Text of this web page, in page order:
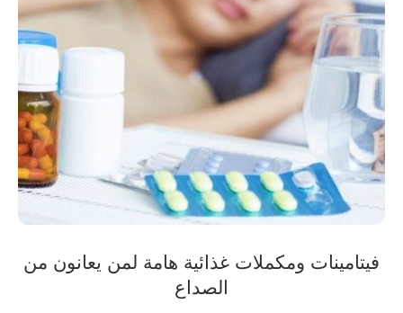
فيتامينات ومكملات غذائية هامة لمن يعانون من
الصداع